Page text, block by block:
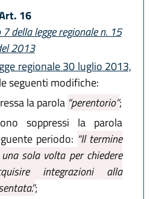
16
della legge regionale n. 15
2013
regionale 30 luglio 2013,
seguenti modifiche:
la parola “perentorio”;
soppressi la parola
periodo: “Il termine
sola volta per chiedere
integrazioni alla
;